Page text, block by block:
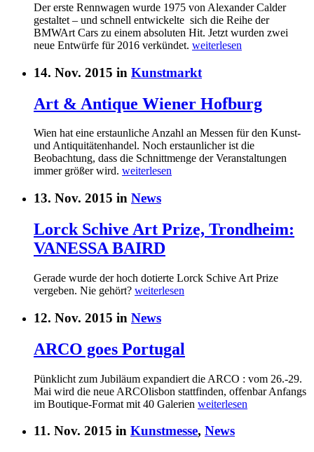
Der erste Rennwagen wurde 1975 von Alexander Calder
gestaltet – und schnell entwickelte sich die Reihe der
BMWArt Cars zu einem absoluten Hit. Jetzt wurden zwei
neue Entwürfe für 2016 verkündet. weiterlesen
14. Nov. 2015 in Kunstmarkt
Art & Antique Wiener Hofburg
Wien hat eine erstaunliche Anzahl an Messen für den Kunst-
und Antiquitätenhandel. Noch erstaunlicher ist die
Beobachtung, dass die Schnittmenge der Veranstaltungen
immer größer wird. weiterlesen
13. Nov. 2015 in News
Lorck Schive Art Prize, Trondheim:
VANESSA BAIRD
Gerade wurde der hoch dotierte Lorck Schive Art Prize
vergeben. Nie gehört? weiterlesen
12. Nov. 2015 in News
ARCO goes Portugal
Pünklicht zum Jubiläum expandiert die ARCO : vom 26.-29.
Mai wird die neue ARCOlisbon stattfinden, offenbar Anfangs
im Boutique-Format mit 40 Galerien weiterlesen
11. Nov. 2015 in Kunstmesse, News